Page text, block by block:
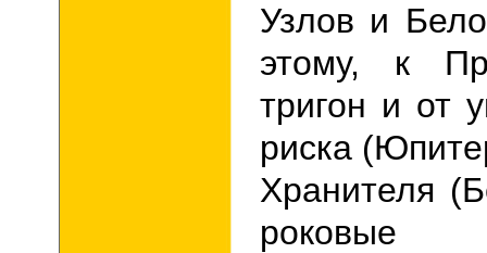
Узлов и
этому, к
тригон и от
риска
Хранителя
роковые